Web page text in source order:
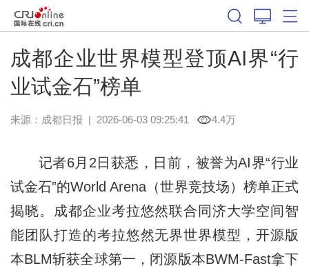
成都企业世界模型登顶AI界“行
业试金石”榜单
来源： 成都日报 | 2026-06-03 09:25:41 4.4万
记者6月2日获悉，日前，被誉为AI界“行业
试金石”的World Arena（世界竞技场）榜单正式
揭晓。成都企业考拉悠然联合同济大学空间智
能团队打造的考拉悠然无界世界模型，开源版
本BLM斩获全球第一，闭源版本BWM-Fast拿下